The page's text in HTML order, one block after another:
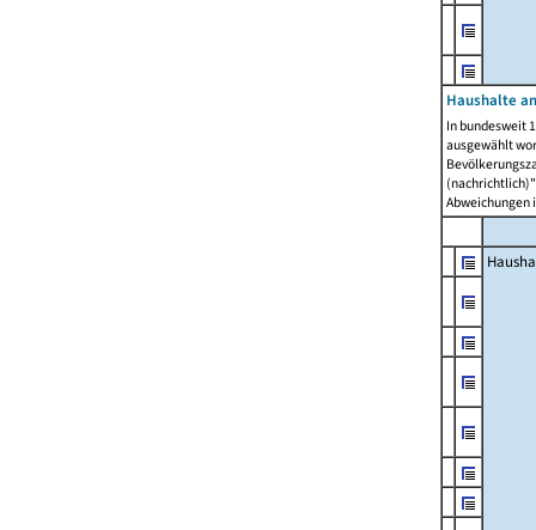
Haushalte
In bundesweit
ausgewählt
Abweichungen